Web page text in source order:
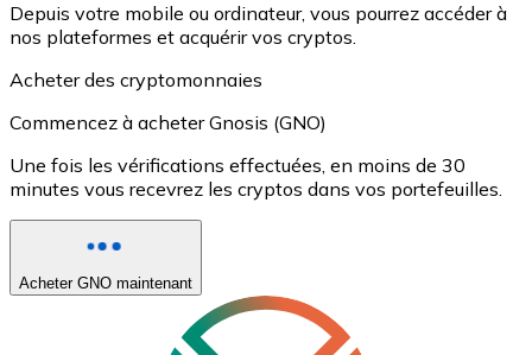
Depuis votre mobile ou ordinateur, vous pourrez accéder à
nos plateformes et acquérir vos cryptos.
Acheter des cryptomonnaies
Commencez à acheter Gnosis (GNO)
Une fois les vérifications effectuées, en moins de 30
minutes vous recevrez les cryptos dans vos portefeuilles.
Acheter GNO maintenant